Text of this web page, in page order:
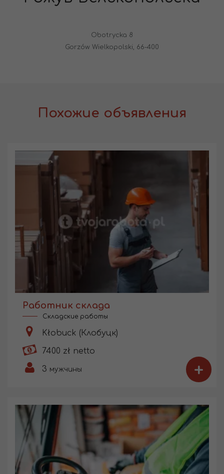
Obotrycka 8
Gorzów Wielkopolski, 66-400
Похожие объявления
Работник склада
Складские работы
Kłobuck (Клобуцк)
7400 zł netto
3 мужчины +